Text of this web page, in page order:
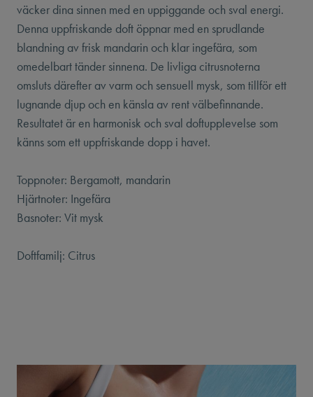
väcker dina sinnen med en uppiggande och sval energi.
Denna uppfriskande doft öppnar med en sprudlande
blandning av frisk mandarin och klar ingefära, som
omedelbart tänder sinnena. De livliga citrusnoterna
omsluts därefter av varm och sensuell mysk, som tillför ett
lugnande djup och en känsla av rent välbefinnande.
Resultatet är en harmonisk och sval doftupplevelse som
känns som ett uppfriskande dopp i havet.
Toppnoter: Bergamott, mandarin
Hjärtnoter: Ingefära
Basnoter: Vit mysk
Doftfamilj: Citrus